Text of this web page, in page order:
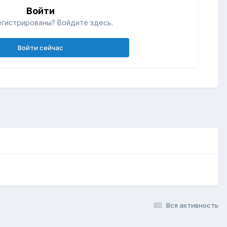
Войти
Войдите здесь.
Войти сейчас
Вся активность